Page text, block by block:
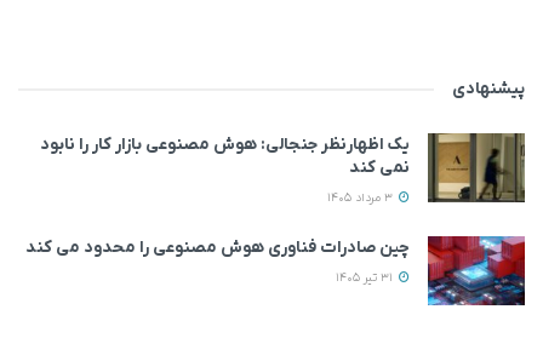
پیشنهادی
یک اظهارنظر جنجالی: هوش مصنوعی بازار کار را نابود
نمی‌ کند
چین صادرات فناوری هوش مصنوعی را محدود می کند